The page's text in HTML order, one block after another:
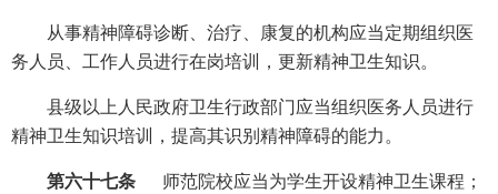
从事精神障碍诊断、治疗、康复的机构应当定期组织医
务人员、工作人员进行在岗培训，更新精神卫生知识。
县级以上人民政府卫生行政部门应当组织医务人员进行
精神卫生知识培训，提高其识别精神障碍的能力。
第六十七条
师范院校应当为学生开设精神卫生课程；